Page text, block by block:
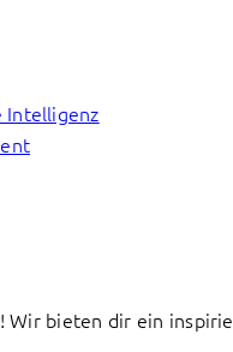
Intelligenz
Wir bieten dir ein